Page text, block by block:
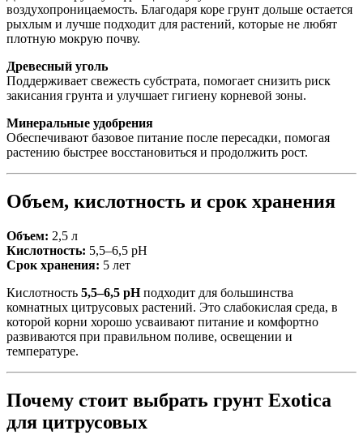
воздухопроницаемость. Благодаря коре грунт дольше остается
рыхлым и лучше подходит для растений, которые не любят
плотную мокрую почву.
Древесный уголь
Поддерживает свежесть субстрата, помогает снизить риск
закисания грунта и улучшает гигиену корневой зоны.
Минеральные удобрения
Обеспечивают базовое питание после пересадки, помогая
растению быстрее восстановиться и продолжить рост.
Объем, кислотность и срок хранения
Объем: 2,5 л
Кислотность: 5,5–6,5 pH
Срок хранения: 5 лет
Кислотность 5,5–6,5 pHподходит для большинства
комнатных цитрусовых растений. Это слабокислая среда, в
которой корни хорошо усваивают питание и комфортно
развиваются при правильном поливе, освещении и
температуре.
Почему стоит выбрать грунт Exotica
для цитрусовых